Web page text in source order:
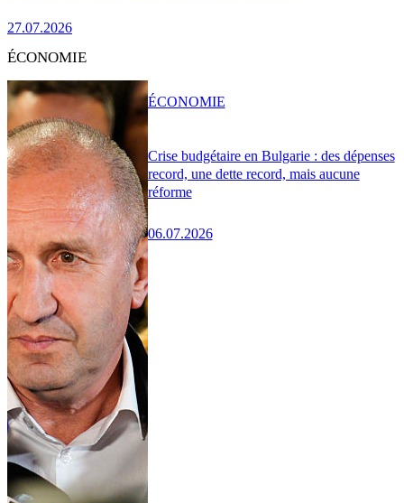
27.07.2026
ÉCONOMIE
Crise budgétaire en Bulgarie : des dépenses
record, une dette record, mais aucune
réforme
06.07.2026
ÉCONOMIE